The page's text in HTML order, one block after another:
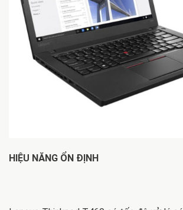
HIỆU NĂNG ỔN ĐỊNH